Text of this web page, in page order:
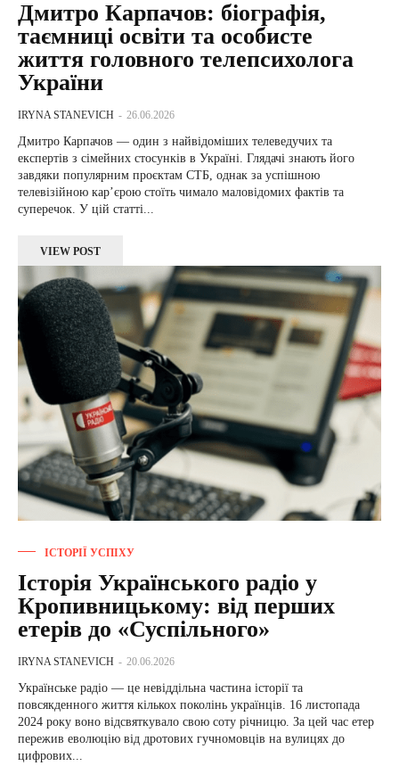
Дмитро Карпачов: біографія,
таємниці освіти та особисте
життя головного телепсихолога
України
IRYNA STANEVICH - 26.06.2026
Дмитро Карпачов — один з найвідоміших телеведучих та
експертів з сімейних стосунків в Україні. Глядачі знають його
завдяки популярним проєктам СТБ, однак за успішною
телевізійною кар’єрою стоїть чимало маловідомих фактів та
суперечок. У цій статті...
VIEW POST
ІСТОРІЇ УСПІХУ
Історія Українського радіо у
Кропивницькому: від перших
етерів до «Суспільного»
IRYNA STANEVICH - 20.06.2026
Українське радіо — це невіддільна частина історії та
повсякденного життя кількох поколінь українців. 16 листопада
2024 року воно відсвяткувало свою соту річницю. За цей час етер
пережив еволюцію від дротових гучномовців на вулицях до
цифрових...